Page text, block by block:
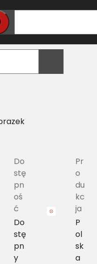
Do
stę
pn
oś
ć
Do
stę
pn
y
Pr
o
du
kc
ja
P
ol
sk
a